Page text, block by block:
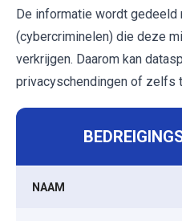
De informatie wordt gedeeld
(cybercriminelen) die deze
verkrijgen. Daarom kan
privacyschendingen of
NAAM